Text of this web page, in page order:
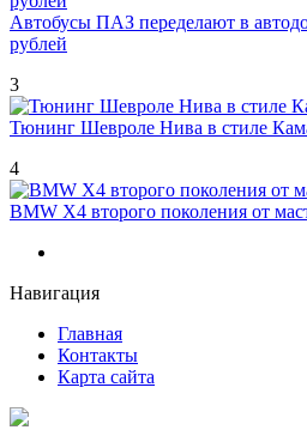
Автобусы ПАЗ переделают в
рублей
3
Тюнинг Шевроле Нива в стиле
4
BMW X4 второго поколения от
Навигация
Главная
Контакты
Карта сайта